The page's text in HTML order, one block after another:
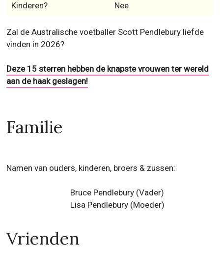
Kinderen? Nee
Zal de Australische voetballer Scott Pendlebury liefde
vinden in 2026?
Deze 15 sterren hebben de knapste vrouwen ter wereld
aan de haak geslagen!
Familie
Namen van ouders, kinderen, broers & zussen:
Bruce Pendlebury (Vader)
Lisa Pendlebury (Moeder)
Vrienden